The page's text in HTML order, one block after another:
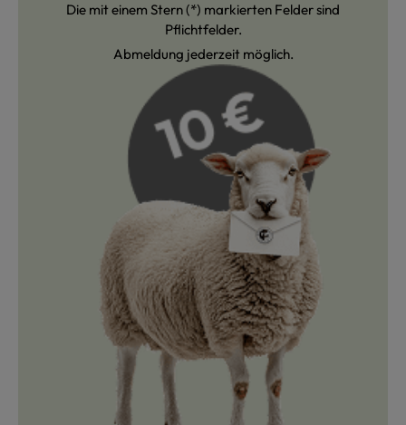
Die mit einem Stern (*) markierten Felder sind
Pflichtfelder.
Abmeldung jederzeit möglich.